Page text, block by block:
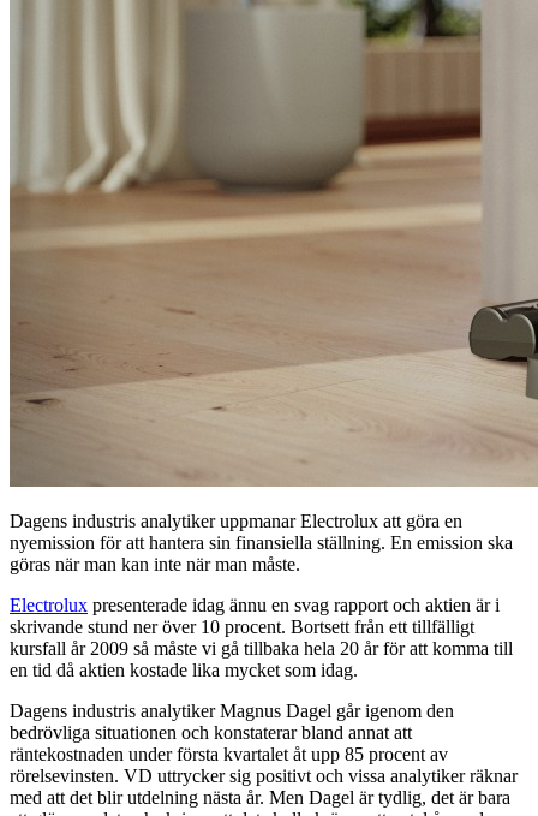
Dagens industris analytiker uppmanar Electrolux att göra en
nyemission för att hantera sin finansiella ställning. En emission ska
göras när man kan inte när man måste.
Electrolux presenterade idag ännu en svag rapport och aktien är i
skrivande stund ner över 10 procent. Bortsett från ett tillfälligt
kursfall år 2009 så måste vi gå tillbaka hela 20 år för att komma till
en tid då aktien kostade lika mycket som idag.
Dagens industris analytiker Magnus Dagel går igenom den
bedrövliga situationen och konstaterar bland annat att
räntekostnaden under första kvartalet åt upp 85 procent av
rörelsevinsten. VD uttrycker sig positivt och vissa analytiker räknar
med att det blir utdelning nästa år. Men Dagel är tydlig, det är bara